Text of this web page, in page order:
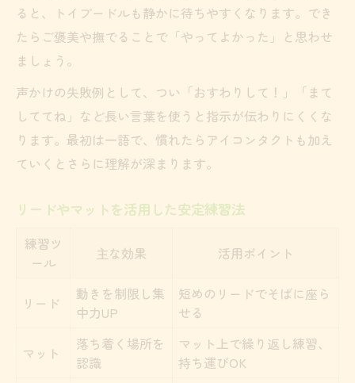
ると、トイプードルも静かに待ちやすくなります。でき
たらご褒美や撫でることで「やってよかった」と思わせ
ましょう。
声かけの失敗例として、つい「おすわりして！」「まて
しててね」など長い言葉を使うと指示が伝わりにくくな
ります。最初は一語で、慣れたらアイコンタクトも加え
ていくとさらに理解が深まります。
リードやマットを活用した安定練習法
練習ツ
ール
主な効果 活用ポイント
リード
動きを制限し集
中力UP
短めのリードでそばに座ら
せる
マット
落ち着く場所を
認識
マット上で繰り返し練習、
持ち運びOK